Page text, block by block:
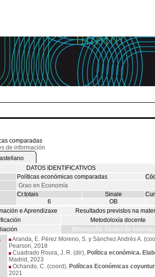
comparadas
de información
DATOS IDENTIFICATIVOS
Políticas económicas comparadas
Grao en Economía
Cr.totais Sinale
6
OB
e Aprendizaxe
Resultados previstos na
Metodoloxía docente
Bibliografía. Fontes de
Aranda, E. Pérez Moreno, S. y Sánchez Andrés A.
Pearson, 2018
Cuadrado Roura, J. R. (dir), Política económica.
Madrid, 2023
Ochando, C. (coord), Políticas Económicas
2021